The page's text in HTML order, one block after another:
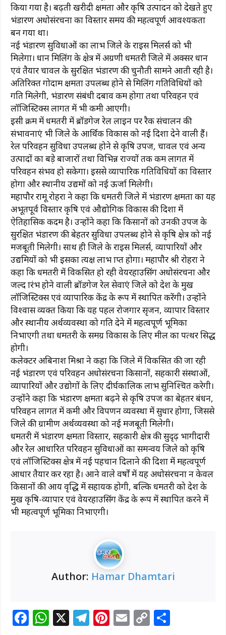
किया गया है। बढ़ती खरीदी क्षमता और कृषि उत्पादन को देखते हुए
भंडारण अधोसंरचना का विस्तार समय की महत्वपूर्ण आवश्यकता
बन गया था।
नई भंडारण सुविधाओं का लाभ जिले के राइस मिलर्स को भी
मिलेगा। धान मिलिंग के क्षेत्र में अग्रणी धमतरी जिले में अक्सर धान
एवं तैयार चावल के सुरक्षित भंडारण की चुनौती सामने आती रही है।
अतिरिक्त गोदाम क्षमता उपलब्ध होने से मिलिंग गतिविधियों को
गति मिलेगी, भंडारण संबंधी दबाव कम होगा तथा परिवहन एवं
लॉजिस्टिक्स लागत में भी कमी आएगी।
इसी क्रम में धमतरी में ब्रॉडगेज रेल लाइन पर रैक संचालन की
संभावनाएं भी जिले के आर्थिक विकास को नई दिशा देने वाली हैं।
रेल परिवहन सुविधा उपलब्ध होने से कृषि उपज, चावल एवं अन्य
उत्पादों का बड़े बाजारों तथा विभिन्न राज्यों तक कम लागत में
परिवहन संभव हो सकेगा। इससे व्यापारिक गतिविधियों का विस्तार
होगा और स्थानीय उद्यमों को नई ऊर्जा मिलेगी।
महापौर रामू रोहरा ने कहा कि धमतरी जिले में भंडारण क्षमता का यह
अभूतपूर्व विस्तार कृषि एवं औद्योगिक विकास की दिशा में
ऐतिहासिक कदम है। उन्होंने कहा कि किसानों को उनकी उपज के
सुरक्षित भंडारण की बेहतर सुविधा उपलब्ध होने से कृषि क्षेत्र को नई
मजबूती मिलेगी। साथ ही जिले के राइस मिलर्स, व्यापारियों और
उद्यमियों को भी इसका प्रत्यक्ष लाभ प्राप्त होगा। महापौर श्री रोहरा ने
कहा कि धमतरी में विकसित हो रही वेयरहाउसिंग अधोसंरचना और
जल्द प्रारंभ होने वाली ब्रॉडगेज रेल सेवाएं जिले को प्रदेश के प्रमुख
लॉजिस्टिक्स एवं व्यापारिक केंद्र के रूप में स्थापित करेंगी। उन्होंने
विश्वास व्यक्त किया कि यह पहल रोजगार सृजन, व्यापार विस्तार
और स्थानीय अर्थव्यवस्था को गति देने में महत्वपूर्ण भूमिका
निभाएगी तथा धमतरी के समग्र विकास के लिए मील का पत्थर सिद्ध
होगी।
कलेक्टर अबिनाश मिश्रा ने कहा कि जिले में विकसित की जा रही
नई भंडारण एवं परिवहन अधोसंरचना किसानों, सहकारी संस्थाओं,
व्यापारियों और उद्योगों के लिए दीर्घकालिक लाभ सुनिश्चित करेगी।
उन्होंने कहा कि भंडारण क्षमता बढ़ने से कृषि उपज का बेहतर प्रबंधन,
परिवहन लागत में कमी और विपणन व्यवस्था में सुधार होगा, जिससे
जिले की ग्रामीण अर्थव्यवस्था को नई मजबूती मिलेगी।
धमतरी में भंडारण क्षमता विस्तार, सहकारी क्षेत्र की सुदृढ़ भागीदारी
और रेल आधारित परिवहन सुविधाओं का समन्वय जिले को कृषि
एवं लॉजिस्टिक्स क्षेत्र में नई पहचान दिलाने की दिशा में महत्वपूर्ण
आधार तैयार कर रहा है। आने वाले वर्षों में यह अधोसंरचना न केवल
किसानों की आय वृद्धि में सहायक होगी, बल्कि धमतरी को प्रदेश के
प्रमुख कृषि-व्यापार एवं वेयरहाउसिंग केंद्र के रूप में स्थापित करने में
भी महत्वपूर्ण भूमिका निभाएगी।
Author: Hamar Dhamtari
F W X T Pi E C